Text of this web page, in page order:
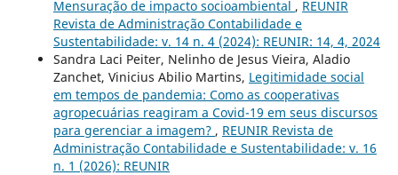
Mensuração de impacto socioambiental , REUNIR
Revista de Administração Contabilidade e
Sustentabilidade: v. 14 n. 4 (2024): REUNIR: 14, 4, 2024
Sandra Laci Peiter, Nelinho de Jesus Vieira, Aladio
Zanchet, Vinicius Abilio Martins, Legitimidade social
em tempos de pandemia: Como as cooperativas
agropecuárias reagiram a Covid-19 em seus discursos
para gerenciar a imagem? , REUNIR Revista de
Administração Contabilidade e Sustentabilidade: v. 16
n. 1 (2026): REUNIR